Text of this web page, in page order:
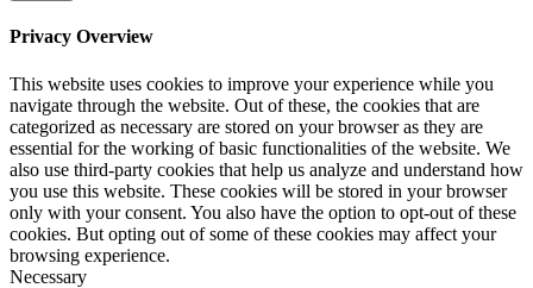
Privacy Overview
This website uses cookies to improve your experience while you
navigate through the website. Out of these, the cookies that are
categorized as necessary are stored on your browser as they are
essential for the working of basic functionalities of the website. We
also use third-party cookies that help us analyze and understand how
you use this website. These cookies will be stored in your browser
only with your consent. You also have the option to opt-out of these
cookies. But opting out of some of these cookies may affect your
browsing experience.
Necessary